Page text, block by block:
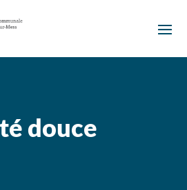
douce